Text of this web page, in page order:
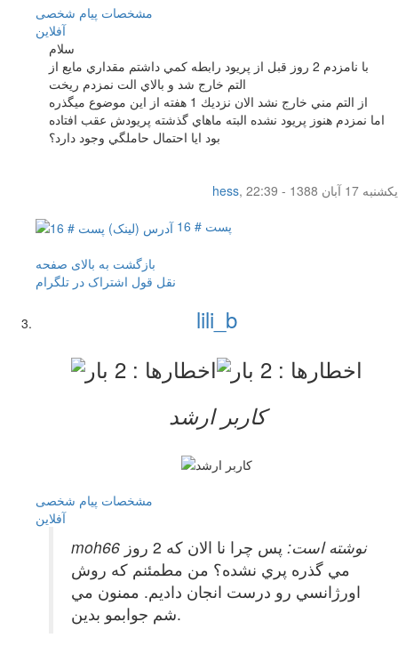
مشخصات پیام شخصی
آفلاين
سلام
با نامزدم 2 روز قبل از پريود رابطه كمي داشتم مقداري مايع از
التم خارج شد و بالاي الت نمزدم ريخت
از التم مني خارج نشد الان نزديك 1 هفته از اين موضوع ميگذره
اما نمزدم هنوز پريود نشده البته ماهاي گذشته پريودش عقب افتاده
بود ايا احتمال حاملگي وجود دارد؟
hess,
یکشنبه 17 آبان 1388 - 22:39
پست # 16
بازگشت به بالای صفحه
نقل قول اشتراک در تلگرام
lili_b
کاربر ارشد
مشخصات پیام شخصی
آفلاين
moh66 نوشته است:
پس چرا نا الان كه 2 روز
مي گذره پري نشده؟ من مطمئنم كه روش
اورژانسي رو درست انجان داديم. ممنون مي
شم جوابمو بدين.